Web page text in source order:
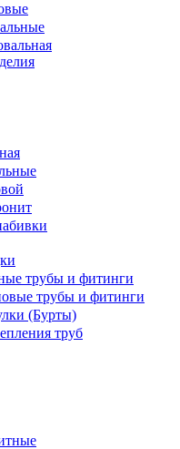
трубы и фитинги
трубы и фитинги
(Бурты)
труб